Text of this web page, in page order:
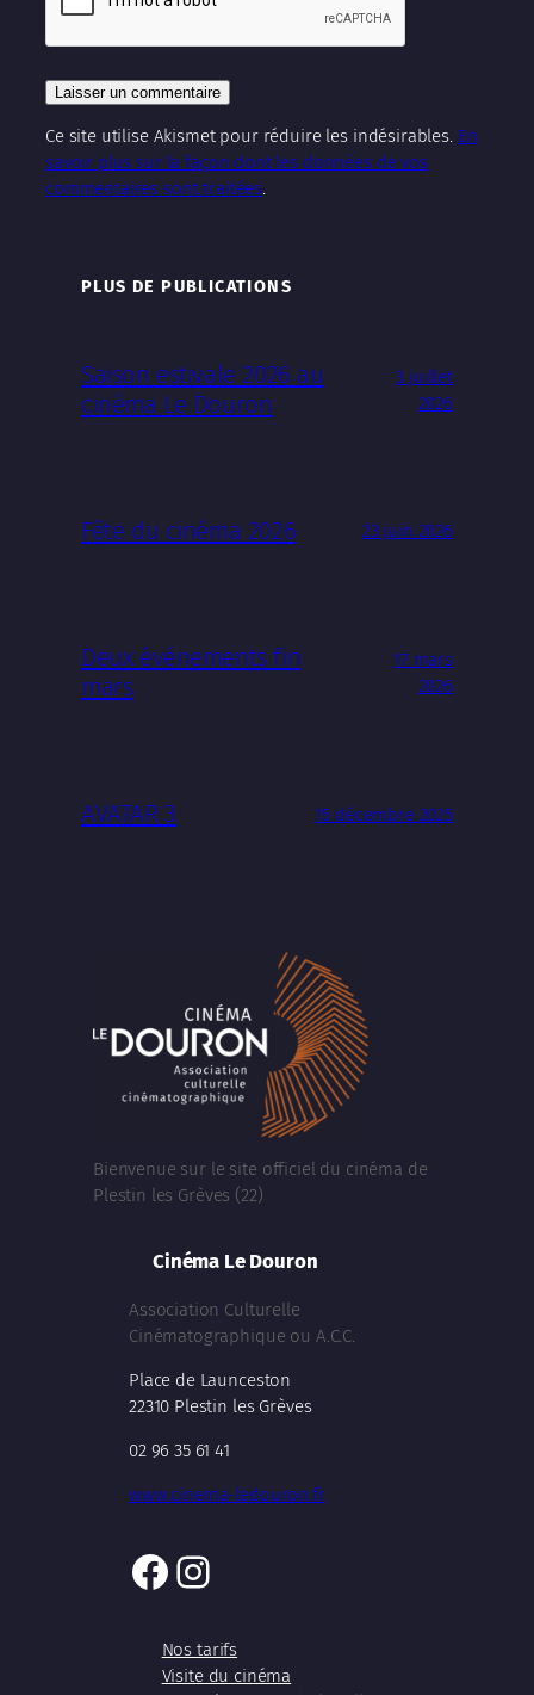
Ce site utilise Akismet pour réduire les indésirables. En
savoir plus sur la façon dont les données de vos
commentaires sont traitées.
PLUS DE PUBLICATIONS
Saison estivale 2026 au
cinéma Le Douron
3 juillet
2026
Fête du cinéma 2026 23 juin 2026
Deux événements fin
mars
17 mars
2026
AVATAR 3 15 décembre 2025
Bienvenue sur le site officiel du cinéma de
Plestin les Grèves (22)
Cinéma Le Douron
Association Culturelle
Cinématographique ou A.C.C.
Place de Launceston
22310 Plestin les Grèves
02 96 35 61 41
www.cinema-ledouron.fr
Facebook
Instagram
Nos tarifs
Visite du cinéma